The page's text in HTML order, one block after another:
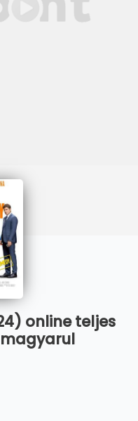
online teljes